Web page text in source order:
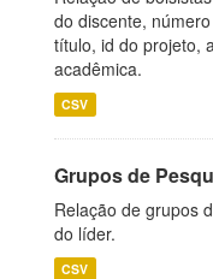
do discente,
título, id do projeto,
acadêmica.
CSV
Grupos de
Relação de grupos
do líder.
CSV